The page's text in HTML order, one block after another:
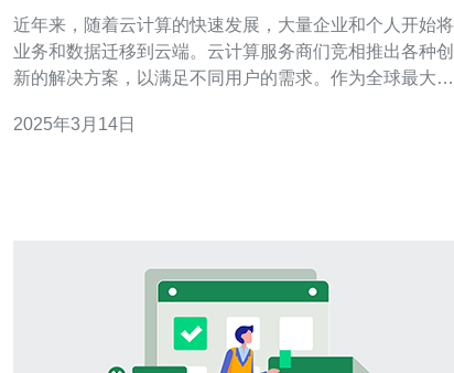
近年来，随着云计算的快速发展，大量企业和个人开始将
业务和数据迁移到云端。云计算服务商们竞相推出各种创
新的解决方案，以满足不同用户的需求。作为全球最大的
靠的网络连接，以帮助用户实现卓越的云端体验。 近日，
2025年3月14日